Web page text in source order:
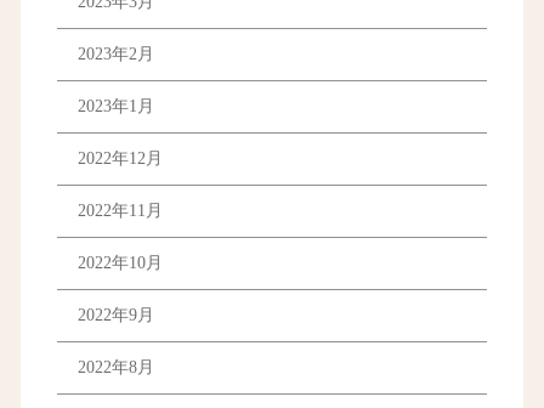
2023年2月
2023年1月
2022年12月
2022年11月
2022年10月
2022年9月
2022年8月